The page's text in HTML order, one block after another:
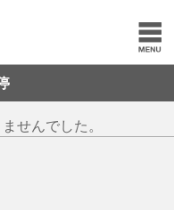
せんでした。